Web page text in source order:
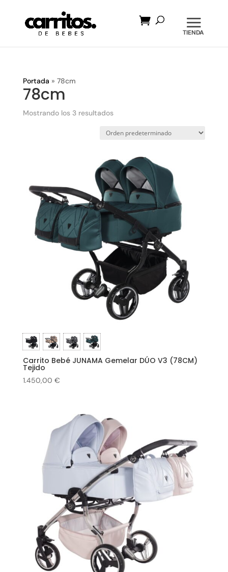
productos
Portada » 78cm
78cm
Mostrando los 3 resultados
Carrito Bebé JUNAMA Gemelar DÚO V3 (78CM)
Tejido
1.450,00 €